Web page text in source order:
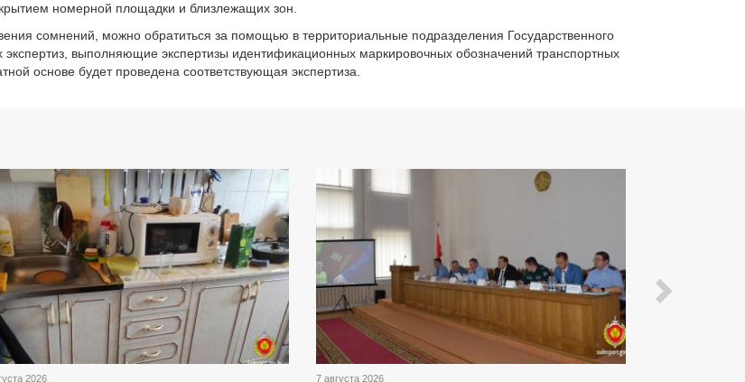
номерной площадки и близлежащих зон.
сомнений, можно обратиться за помощью в территориальные подразделения Государственного
экспертиз, выполняющие экспертизы идентификационных маркировочных обозначений транспортных
основе будет проведена соответствующая экспертиза.
2026 7 августа 2026